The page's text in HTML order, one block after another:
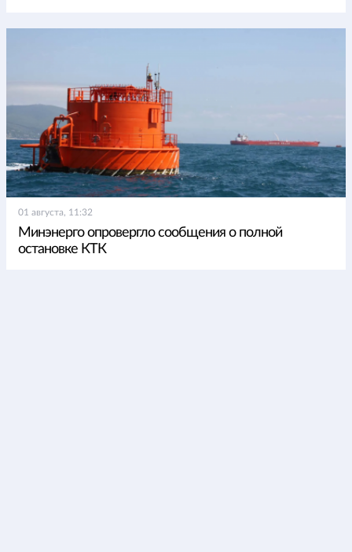
01 августа, 11:32
Минэнерго опровергло сообщения о полной
остановке КТК